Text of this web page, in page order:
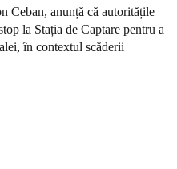
Ceban, anunță că autoritățile
la Stația de Captare pentru a
în contextul scăderii